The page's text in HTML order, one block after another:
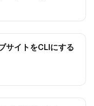
サイトをCLIにする